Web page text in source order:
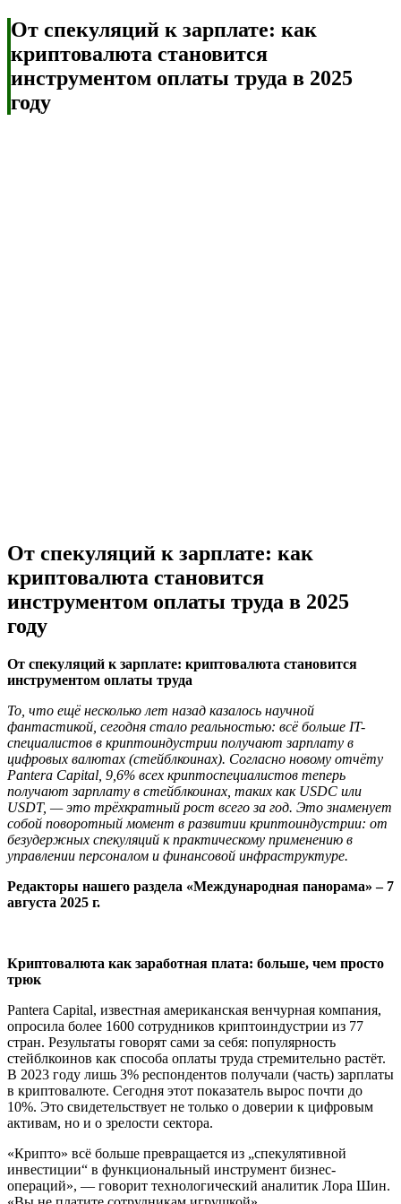
От спекуляций к зарплате: как
криптовалюта становится
инструментом оплаты труда в 2025
году
От спекуляций к зарплате: как
криптовалюта становится
инструментом оплаты труда в 2025
году
От спекуляций к зарплате: криптовалюта становится
инструментом оплаты труда
То, что ещё несколько лет назад казалось научной
фантастикой, сегодня стало реальностью: всё больше IT-
специалистов в криптоиндустрии получают зарплату в
цифровых валютах (стейблкоинах). Согласно новому отчёту
Pantera Capital, 9,6% всех криптоспециалистов теперь
получают зарплату в стейблкоинах, таких как USDC или
USDT, — это трёхкратный рост всего за год. Это знаменует
собой поворотный момент в развитии криптоиндустрии: от
безудержных спекуляций к практическому применению в
управлении персоналом и финансовой инфраструктуре.
Редакторы нашего раздела «Международная панорама» – 7
августа 2025 г.
Криптовалюта как заработная плата: больше, чем просто
трюк
Pantera Capital, известная американская венчурная компания,
опросила более 1600 сотрудников криптоиндустрии из 77
стран. Результаты говорят сами за себя: популярность
стейблкоинов как способа оплаты труда стремительно растёт.
В 2023 году лишь 3% респондентов получали (часть) зарплаты
в криптовалюте. Сегодня этот показатель вырос почти до
10%. Это свидетельствует не только о доверии к цифровым
активам, но и о зрелости сектора.
«Крипто» всё больше превращается из „спекулятивной
инвестиции“ в функциональный инструмент бизнес-
операций», — говорит технологический аналитик Лора Шин.